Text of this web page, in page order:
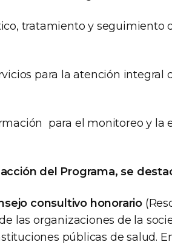
tratamiento y seguimiento
para la atención integral
para el monitoreo y la
del Programa, se
consultivo honorario
las organizaciones de la
públicas de salud.